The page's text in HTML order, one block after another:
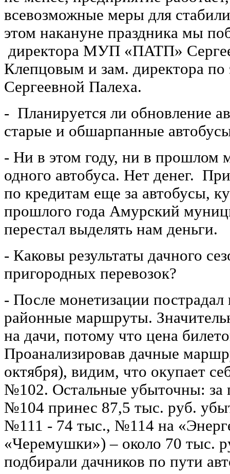
всевозможные меры для
этом накануне праздника мы
директора МУП «ПАТП»
Клепцовым и зам. директора по
Сергеевной Палеха.
- Планируется ли обновление
старые и обшарпанные
- Ни в этом году, ни в прошлом
одного автобуса. Нет денег.
по кредитам еще за автобусы,
прошлого года Амурский
перестал выделять нам деньги.
- Каковы результаты дачного
пригородных перевозок?
- После монетизации
районные маршруты.
на дачи, потому что цена
Проанализировав дачные
октября), видим, что окупает
№102. Остальные убыточны: за
№104 принес 87,5 тыс. руб.
№111 - 74 тыс., №114 на
«Черемушки») – около 70 тыс.
подбирали дачников по пути